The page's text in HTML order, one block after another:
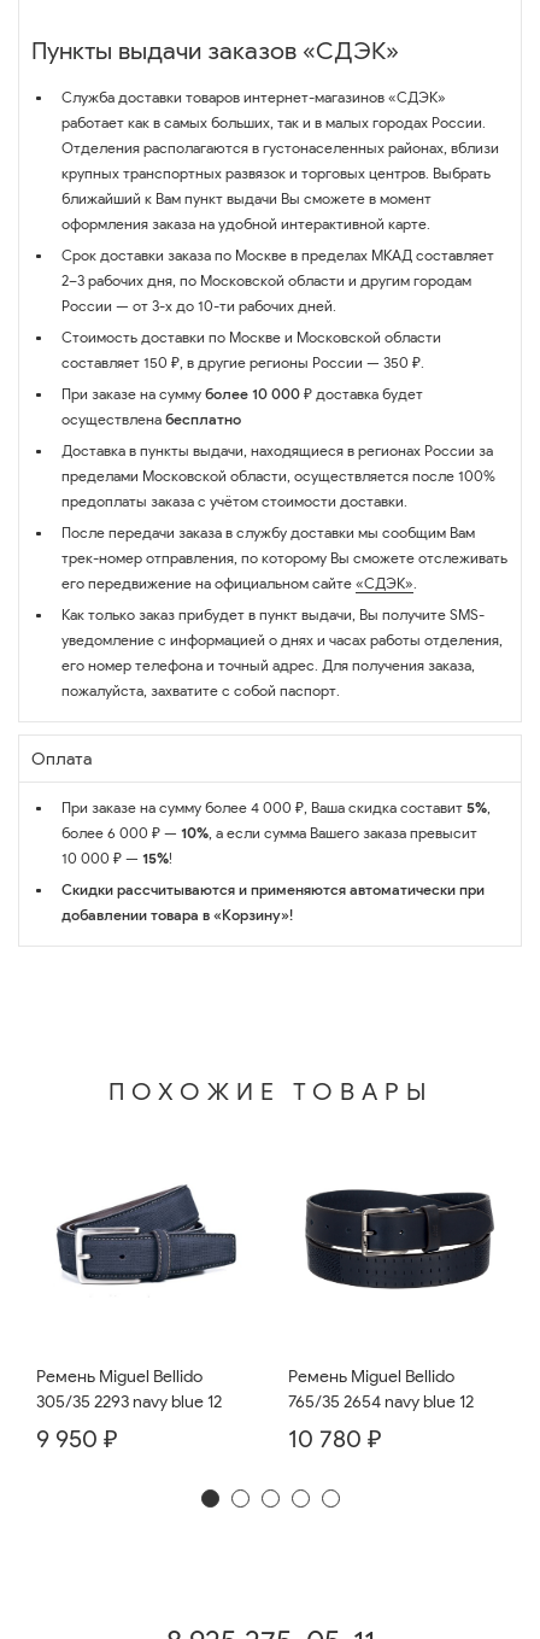
Пункты выдачи заказов «СДЭК»
Служба доставки товаров интернет-магазинов «СДЭК»
работает как в самых больших, так и в малых городах России.
Отделения располагаются в густонаселенных районах, вблизи
крупных транспортных развязок и торговых центров. Выбрать
ближайший к Вам пункт выдачи Вы сможете в момент
оформления заказа на удобной интерактивной карте.
Срок доставки заказа по Москве в пределах МКАД составляет
2–3 рабочих дня, по Московской области и другим городам
России — от 3-х до 10-ти рабочих дней.
Стоимость доставки по Москве и Московской области
составляет 150 ₽, в другие регионы России — 350 ₽.
При заказе на сумму более 10 000 ₽ доставка будет
осуществлена бесплатно
Доставка в пункты выдачи, находящиеся в регионах России за
пределами Московской области, осуществляется после 100%
предоплаты заказа с учётом стоимости доставки.
После передачи заказа в службу доставки мы сообщим Вам
трек-номер отправления, по которому Вы сможете отслеживать
его передвижение на официальном сайте «СДЭК».
Как только заказ прибудет в пункт выдачи, Вы получите SMS-
уведомление с информацией о днях и часах работы отделения,
его номер телефона и точный адрес. Для получения заказа,
пожалуйста, захватите с собой паспорт.
Оплата
При заказе на сумму более 4 000 ₽, Ваша скидка составит 5%,
более 6 000 ₽ — 10%, а если сумма Вашего заказа превысит
10 000 ₽ — 15%!
Скидки рассчитываются и применяются автоматически при
добавлении товара в «Корзину»!
ПОХОЖИЕ ТОВАРЫ
Ремень Miguel Bellido
305/35 2293 navy blue 12
9 950 ₽
Ремень Miguel Bellido
765/35 2654 navy blue 12
10 780 ₽